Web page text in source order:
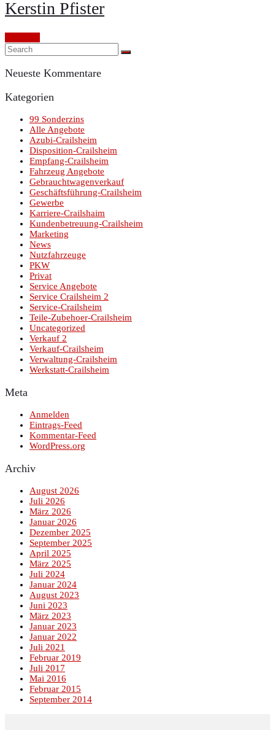
Kerstin Pfister
Neueste Kommentare
Kategorien
99 Sonderzins
Alle Angebote
Azubi-Crailsheim
Disposition-Crailsheim
Empfang-Crailsheim
Fahrzeug Angebote
Gebrauchtwagenverkauf
Geschäftsführung-Crailsheim
Gewerbe
Karriere-Crailshaim
Kundenbetreuung-Crailsheim
Marketing
News
Nutzfahrzeuge
PKW
Privat
Service Angebote
Service Crailsheim 2
Service-Crailsheim
Teile-Zubehoer-Crailsheim
Uncategorized
Verkauf 2
Verkauf-Crailsheim
Verwaltung-Crailsheim
Werkstatt-Crailsheim
Meta
Anmelden
Eintrags-Feed
Kommentar-Feed
WordPress.org
Archiv
August 2026
Juli 2026
März 2026
Januar 2026
Dezember 2025
September 2025
April 2025
März 2025
Juli 2024
Januar 2024
August 2023
Juni 2023
März 2023
Januar 2023
Januar 2022
Juli 2021
Februar 2019
Juli 2017
Mai 2016
Februar 2015
September 2014